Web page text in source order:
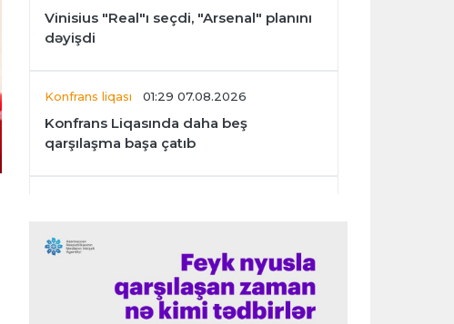
Vinisius "Real"ı seçdi, "Arsenal" planını
dəyişdi
Konfrans liqası 01:29 07.08.2026
Konfrans Liqasında daha beş
qarşılaşma başa çatıb
İspaniya L.L. 01:23 07.08.2026
"Barselona" Mərakeş klubuna qarşı